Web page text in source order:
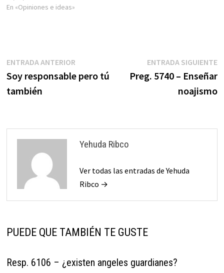
En «Opiniones e ideas»
Navegación
de
ENTRADA ANTERIOREntrada
anterior:
Soy responsable pero tú
también
ENTRADA SIGUIENTE
Preg. 5740 – Enseñar
noajismo
Yehuda Ribco
Ver todas las entradas de Yehuda
Ribco →
PUEDE QUE TAMBIÉN TE GUSTE
Resp. 6106 – ¿existen angeles guardianes?